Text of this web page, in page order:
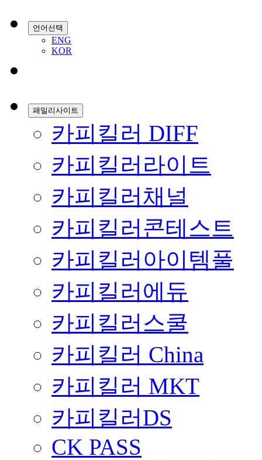
언어선택
ENG
KOR
패밀리사이트
카피킬러 DIFF
카피킬러라이트
카피킬러채널
카피킬러콘테스트
카피킬러아이템풀
카피킬러에듀
카피킬러스쿨
카피킬러 China
카피킬러 MKT
카피킬러DS
CK PASS